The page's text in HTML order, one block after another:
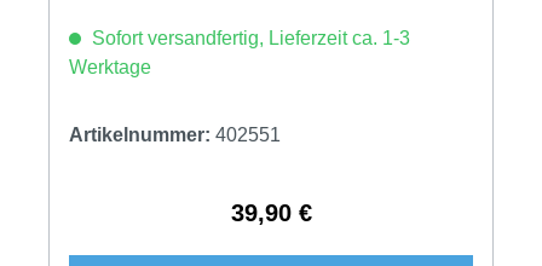
Sofort versandfertig, Lieferzeit ca. 1-3
Werktage
Artikelnummer: 402551
Regulärer Preis:
39,90 €